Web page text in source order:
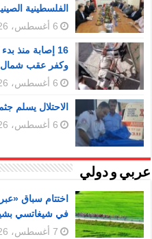
الفلسطينية
6 أغسطس، 2026
16 إصابة منذ
وكفر عقب
6 أغسطس، 2026
الاحتلال يسلم
6 أغسطس، 2026
عربي و دولي
اختتام سباق «عبر
في شيغاتسي
7 أغسطس، 2026